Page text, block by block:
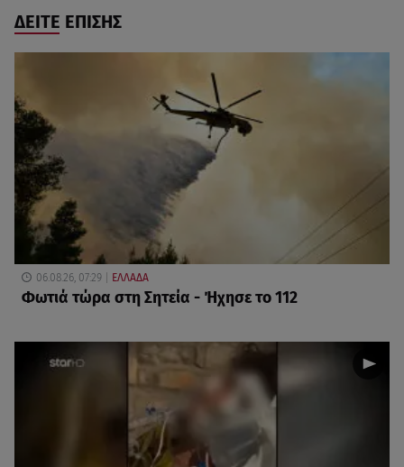
ΔΕΙΤΕ ΕΠΙΣΗΣ
06.08.26, 07:29 ΕΛΛΑΔΑ
Φωτιά τώρα στη Σητεία - Ήχησε το 112